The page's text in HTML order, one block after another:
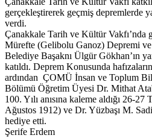
gerçekleştirerek geçmiş depremlerde
verdi.
Çanakkale Tarih ve Kültür Vakfı’nda
Mürefte (Gelibolu Ganoz) Depremi
Belediye Başaknı Ülgür Gökhan’ın
katıldı. Deprem Konusunda
ardından ÇOMÜ İnsan ve Toplum
Bölümü Öğretim Üyesi Dr. Mithat
100. Yılı anısına kaleme aldığı 26-
Ağustos 1912) ve Dr. Yüzbaşı M.
hediye etti.
Şerife Erdem